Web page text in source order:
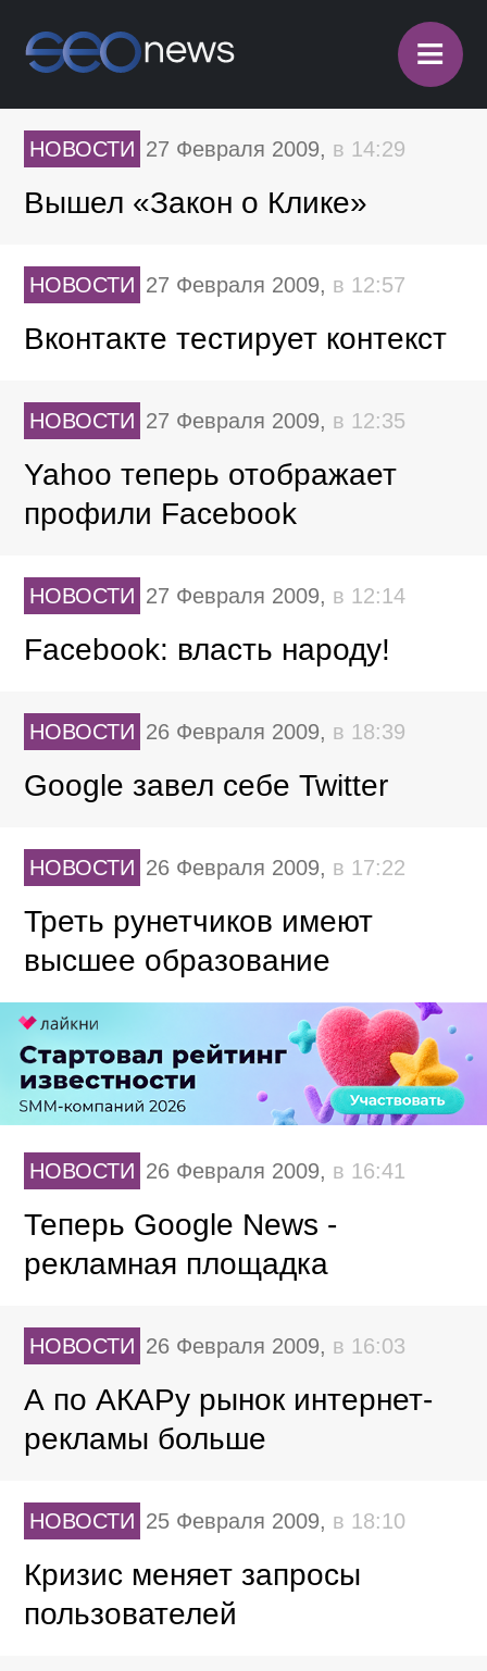
≡
НОВОСТИ 27 Февраля 2009, в 14:29
Вышел «Закон о Клике»
НОВОСТИ 27 Февраля 2009, в 12:57
Вконтакте тестирует контекст
НОВОСТИ 27 Февраля 2009, в 12:35
Yahoo теперь отображает
профили Facebook
НОВОСТИ 27 Февраля 2009, в 12:14
Facebook: власть народу!
НОВОСТИ 26 Февраля 2009, в 18:39
Google завел себе Twitter
НОВОСТИ 26 Февраля 2009, в 17:22
Треть рунетчиков имеют
высшее образование
НОВОСТИ 26 Февраля 2009, в 16:41
Теперь Google News -
рекламная площадка
НОВОСТИ 26 Февраля 2009, в 16:03
А по АКАРу рынок интернет-
рекламы больше
НОВОСТИ 25 Февраля 2009, в 18:10
Кризис меняет запросы
пользователей